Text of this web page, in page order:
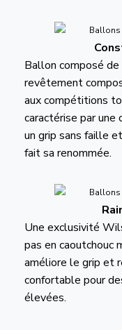
Ballon composé
revêtement
aux compétitions
caractérise par une
un grip sans faille
fait sa renommée.
Une exclusivité
pas en caoutchouc
améliore le grip et
confortable pour
élevées.